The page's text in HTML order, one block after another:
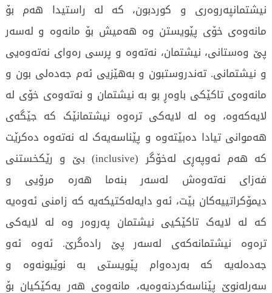
نیشتمانپەروەری و کوردبون، کە لە راستیدا هەم بۆ
مانەوەی خۆی پێویستن وە هەمیش بۆ مانەوە و لەسەر
پێ وەستانی، نیشتمان، نەتەوە و پرسی رەوای نەتەوەیی
و نیشتمانی. تەندروستبون و بەهێزیی ئەم جەدەلی بون و
مانەوەی تاکێکی باوەڕ بو بە نیشتمان و نەتەوەی خۆی لە
لایەکەوە، وە لە لایەکی ترەوە نیشتمانێک کە جێگەی
هەموانی تیادا دەبێتەوە و پێناسەیەک لە نەتەوە دەکرێت
کە هەم ئەوپەڕی لەخۆگر (inclusive) بێ و رێکخستنی
فەزای نەتەوەش لەسەر بنەما هەرە مرۆیی و
دیمۆکراتییەکان بێت، ئەو دایەلەکتیکەیە کە زامنی ئەوەیە
کە لە لایەک تاکێکیی نیشتمان پەروەر وە لە لایەکی
ترەوە نیشتمانەکەی لەسەر پێ رادەگرێ. ئەوە ئەو
جەدەلەیە کە بەردەوام پێویستی بە نوێبونەوە و
سەرلەنوێ پێناسەکردنەوەیە، مانەوەی هەر یەکێکیان بۆ